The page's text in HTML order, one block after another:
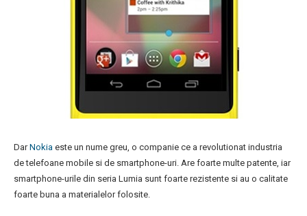
DarNokia este un nume greu, o companie ce a revolutionat industria
de telefoane mobile si de smartphone-uri. Are foarte multe patente, iar
smartphone-urile din seria Lumia sunt foarte rezistente si au o calitate
foarte buna a materialelor folosite.